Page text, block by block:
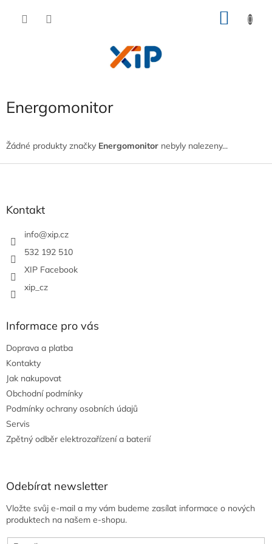
Energomonitor
Žádné produkty značky Energomonitor nebyly nalezeny...
Kontakt
info@xip.cz
532 192 510
XIP Facebook
xip_cz
Informace pro vás
Doprava a platba
Kontakty
Jak nakupovat
Obchodní podmínky
Podmínky ochrany osobních údajů
Servis
Zpětný odběr elektrozařízení a baterií
Odebírat newsletter
Vložte svůj e-mail a my vám budeme zasílat informace o nových
produktech na našem e-shopu.